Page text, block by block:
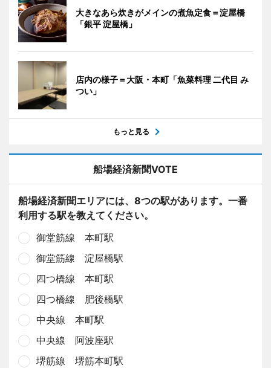
大きなあら炊きがメインの煮魚定食＝淀屋橋
「銀平 淀屋橋」
店内の様子＝大阪・本町「魚菜料理 二代目 み
つい」
もっと見る
船場経済新聞VOTE
船場経済新聞エリアには、8つの駅があります。一番
利用する駅を教えてください。
御堂筋線 本町駅
御堂筋線 淀屋橋駅
四つ橋線 本町駅
四つ橋線 肥後橋駅
中央線 本町駅
中央線 阿波座駅
堺筋線 堺筋本町駅